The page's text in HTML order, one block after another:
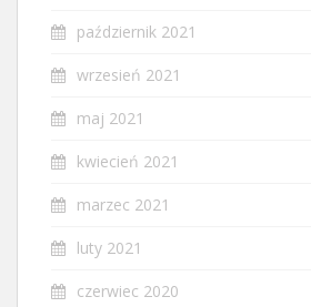
październik 2021
wrzesień 2021
maj 2021
kwiecień 2021
marzec 2021
luty 2021
czerwiec 2020